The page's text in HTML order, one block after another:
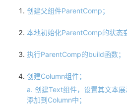
创建父组件ParentComp；
本地初始化ParentComp的状态
执行ParentComp的build函数；
创建Column组件；
a. 创建Text组件，设置其文本
添加到Column中； b.